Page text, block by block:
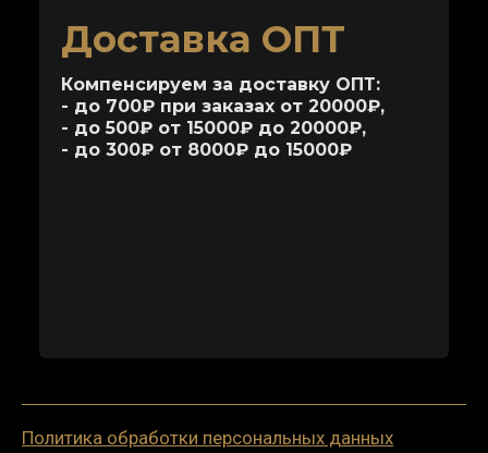
Доставка ОПТ
Компенсируем за доставку ОПТ:
- до 700₽ при заказах от 20000₽,
- до 500₽ от 15000₽ до 20000₽,
- до 300₽ от 8000₽ до 15000₽
Политика обработки персональных данных